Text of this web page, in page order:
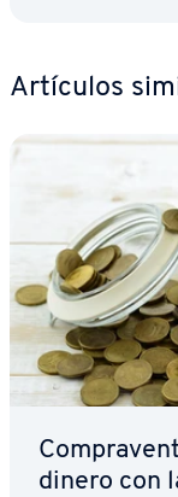
Artículos
dinero con